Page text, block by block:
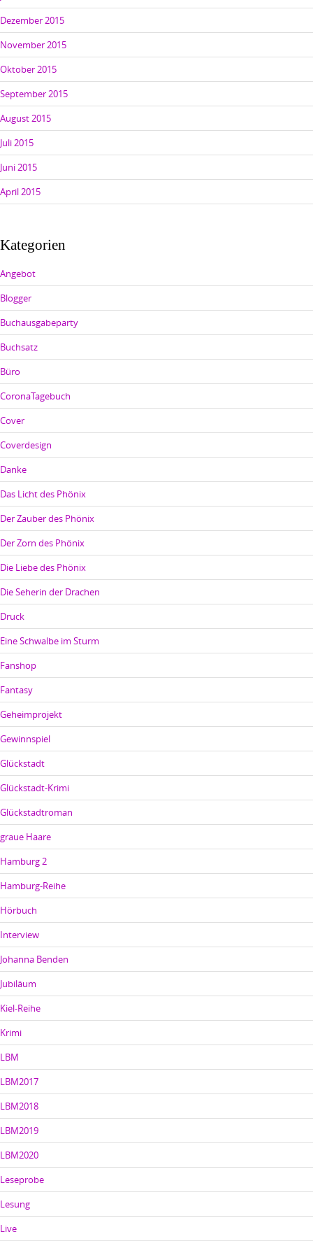
Dezember 2015
November 2015
Oktober 2015
September 2015
August 2015
Juli 2015
Juni 2015
April 2015
Kategorien
Angebot
Blogger
Buchausgabeparty
Buchsatz
Büro
CoronaTagebuch
Cover
Coverdesign
Danke
Das Licht des Phönix
Der Zauber des Phönix
Der Zorn des Phönix
Die Liebe des Phönix
Die Seherin der Drachen
Druck
Eine Schwalbe im Sturm
Fanshop
Fantasy
Geheimprojekt
Gewinnspiel
Glückstadt
Glückstadt-Krimi
Glückstadtroman
graue Haare
Hamburg 2
Hamburg-Reihe
Hörbuch
Interview
Johanna Benden
Jubiläum
Kiel-Reihe
Krimi
LBM
LBM2017
LBM2018
LBM2019
LBM2020
Leseprobe
Lesung
Live